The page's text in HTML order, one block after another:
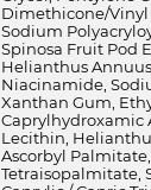
Dimethicone/Vinyl
Sodium
Spinosa Fruit Pod
Helianthus
Niacinamide,
Xanthan Gum,
Caprylhydroxamic
Lecithin,
Ascorbyl
Tetraisopalmitate,